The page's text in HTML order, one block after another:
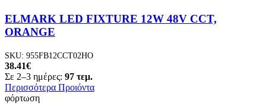
ELMARK LED FIXTURE 12W 48V CCT,
ORANGE
SKU: 955FB12CCT02HO
38.41€
Σε 2–3 ημέρες: 97 τεμ.
Περισσότερα Προιόντα
φόρτωση